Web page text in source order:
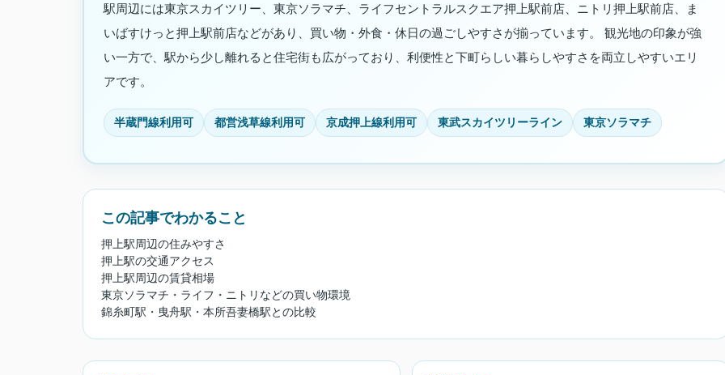
駅周辺には東京スカイツリー、東京ソラマチ、ライフセントラルスクエア押上駅前店、ニトリ押上駅前店、ま
いばすけっと押上駅前店などがあり、買い物・外食・休日の過ごしやすさが揃っています。 観光地の印象が強
い一方で、駅から少し離れると住宅街も広がっており、利便性と下町らしい暮らしやすさを両立しやすいエリ
アです。
半蔵門線利用可 都営浅草線利用可 京成押上線利用可 東武スカイツリーライン 東京ソラマチ
この記事でわかること
押上駅周辺の住みやすさ
押上駅の交通アクセス
押上駅周辺の賃貸相場
東京ソラマチ・ライフ・ニトリなどの買い物環境
錦糸町駅・曳舟駅・本所吾妻橋駅との比較